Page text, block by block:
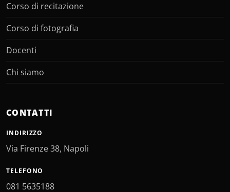
Corso di recitazione
Corso di fotografia
Docenti
Chi siamo
CONTATTI
INDIRIZZO
Via Firenze 38, Napoli
TELEFONO
081 5635188